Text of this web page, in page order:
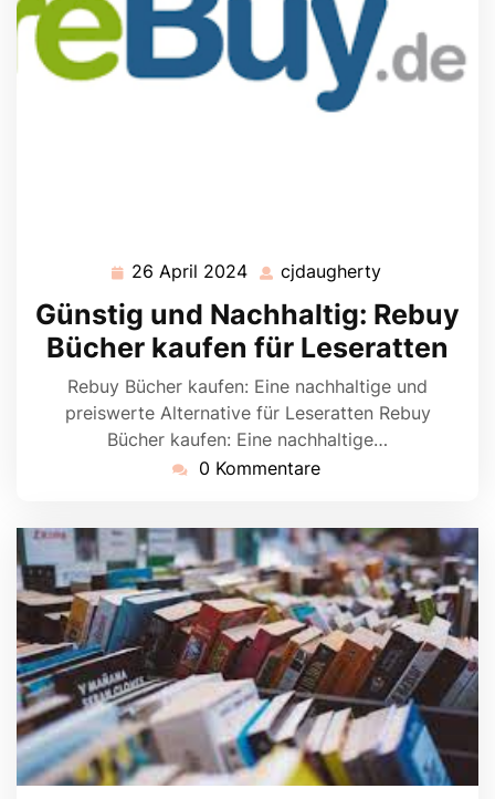
26 April 2024 26
April
2024
cjdaugherty
Günstig und Nachhaltig: Rebuy
Bücher kaufen für Leseratten
Rebuy Bücher kaufen: Eine nachhaltige und
preiswerte Alternative für Leseratten Rebuy
Bücher kaufen: Eine nachhaltige…
0 Kommentare